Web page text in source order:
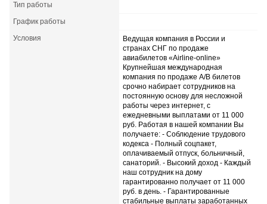
Тип работы
График работы
Условия
Ведущая компания в России и
странах СНГ по продаже
авиабилетов «Airline-online»
Крупнейшая международная
компания по продаже А/В билетов
срочно набирает сотрудников на
постоянную основу для несложной
работы через интернет, с
ежедневными выплатами от 11 000
руб. Работая в нашей компании Вы
получаете: - Соблюдение трудового
кодекса - Полный соцпакет,
оплачиваемый отпуск, больничный,
санаторий. - Высокий доход - Каждый
наш сотрудник на дому
гарантированно получает от 11 000
руб. в день. - Гарантированные
стабильные выплаты заработанных